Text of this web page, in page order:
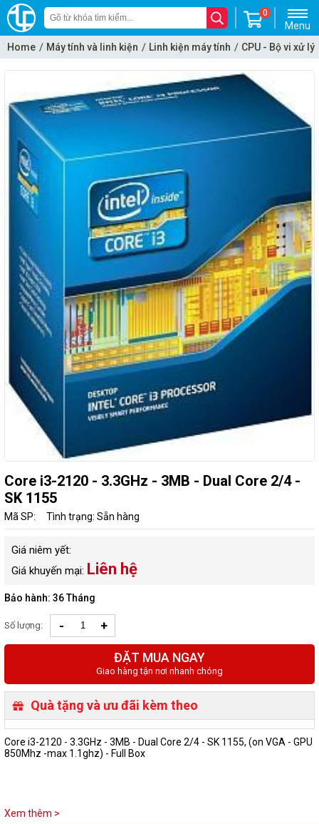
Menu
0
Home Máy tính và linh kiện Linh kiện máy tính CPU - Bộ vi xử lý
Core i3-2120 - 3.3GHz - 3MB - Dual Core 2/4 -
SK 1155
Mã SP: Tình trạng: Sẵn hàng
Giá niêm yết:
Giá khuyến mại: Liên hệ
Bảo hành: 36 Tháng
Số lượng: - +
ĐẶT MUA NGAY
Giao hàng tận nơi nhanh chóng
Quà tặng và ưu đãi kèm theo
Core i3-2120 - 3.3GHz - 3MB - Dual Core 2/4 - SK 1155, (on VGA - GPU
850Mhz -max 1.1ghz) - Full Box
Xem thêm >